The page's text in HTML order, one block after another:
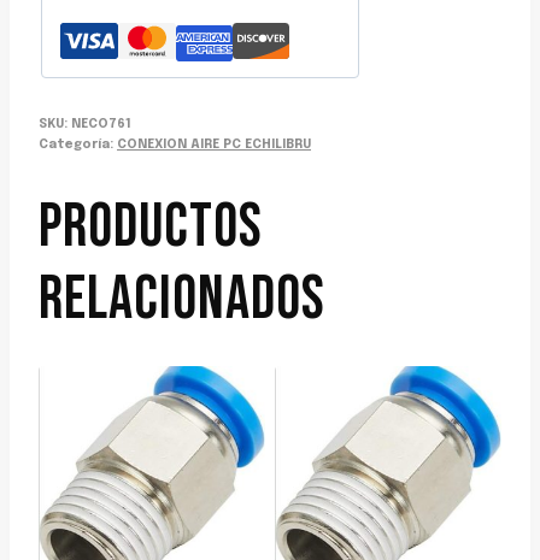
cantidad
SKU: NECO761
Categoría: CONEXION AIRE PC ECHILIBRU
PRODUCTOS
RELACIONADOS